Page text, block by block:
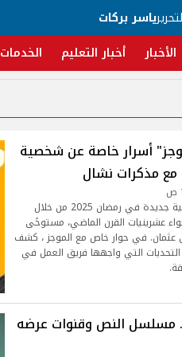
ياسر بركات
الأخبار أخبار التعليم الخدمات
أسرار خاصة عن شخصية
مع مذكرات نشال
يخوض الفنان أحمد أمين تجربة درامية جديدة في رمضان 2025 من خلال
عشرينيات القرن الماضي، مستوحًى
عثمان. في حوار خاص مع الموجز ، كشف
التي واجهها فريق العمل في
رمضان 2025 .. مسلسل النص وقنوات عرضه